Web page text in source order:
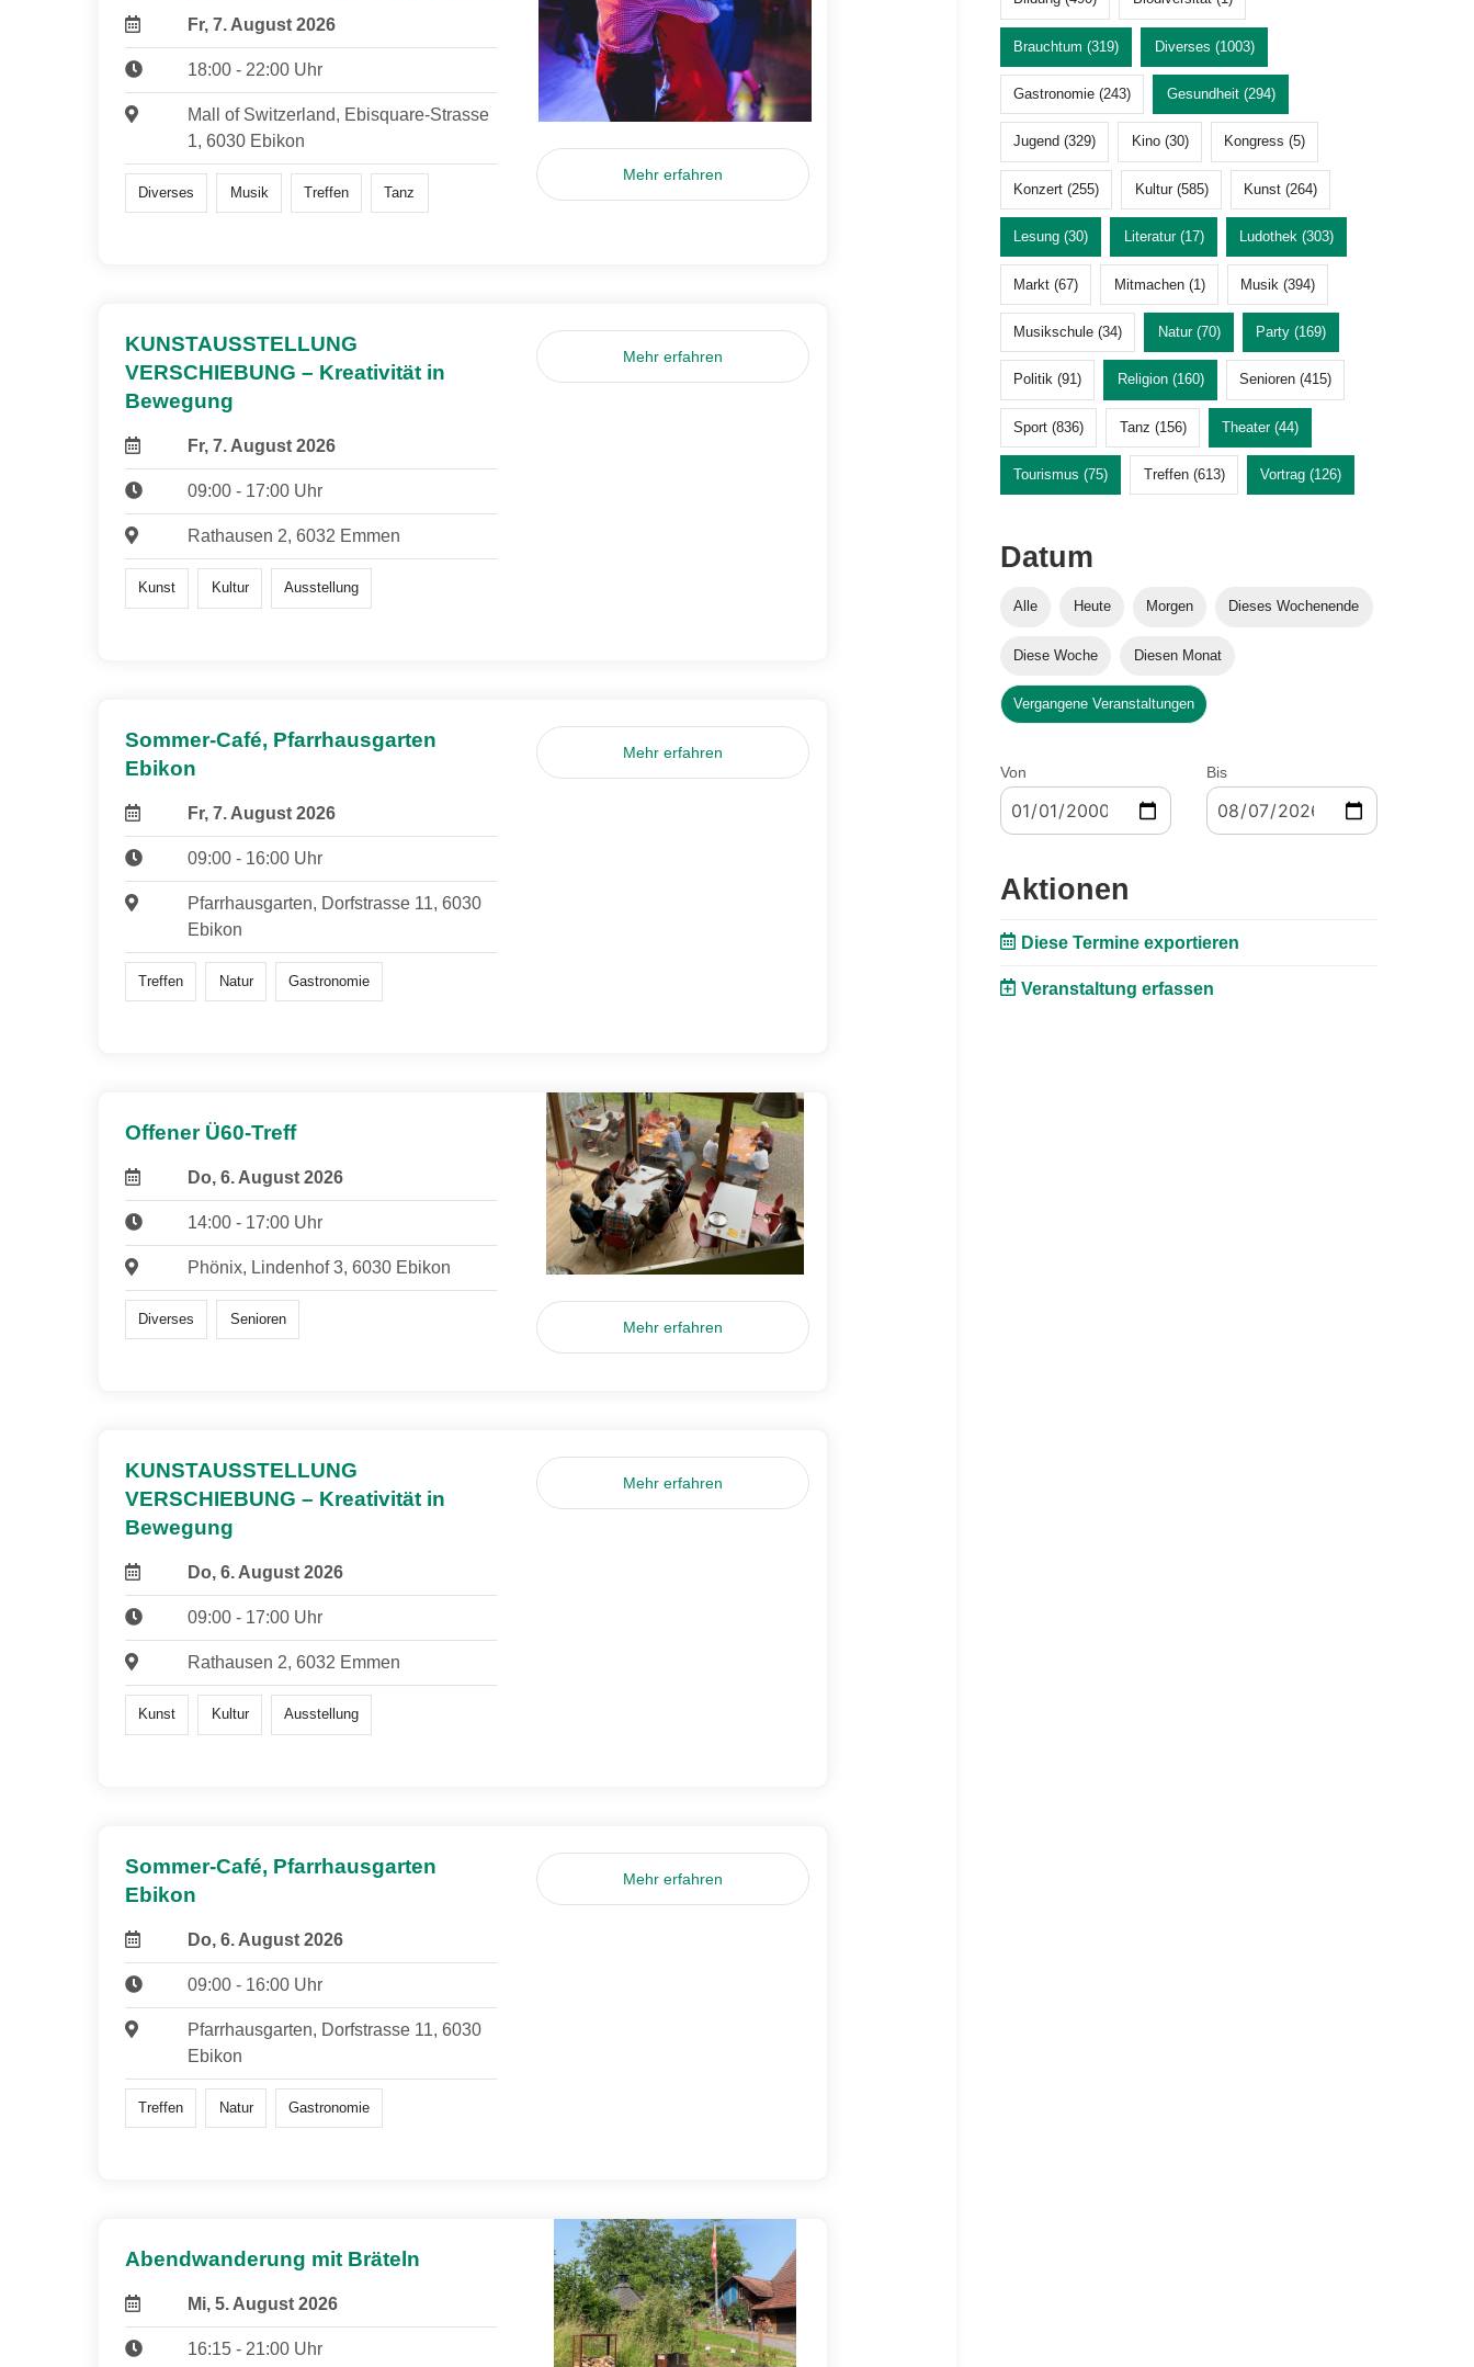
Fr, 7. August 2026
18:00 - 22:00 Uhr
Mall of Switzerland, Ebisquare-Strasse
1, 6030 Ebikon
Diverses Musik Treffen Tanz
Mehr erfahren
KUNSTAUSSTELLUNG
VERSCHIEBUNG – Kreativität in
Bewegung
Fr, 7. August 2026
09:00 - 17:00 Uhr
Rathausen 2, 6032 Emmen
Kunst Kultur Ausstellung
Mehr erfahren
Sommer-Café, Pfarrhausgarten
Ebikon
Fr, 7. August 2026
09:00 - 16:00 Uhr
Pfarrhausgarten, Dorfstrasse 11, 6030
Ebikon
Treffen Natur Gastronomie
Mehr erfahren
Offener Ü60-Treff
Do, 6. August 2026
14:00 - 17:00 Uhr
Phönix, Lindenhof 3, 6030 Ebikon
Diverses Senioren Mehr erfahren
KUNSTAUSSTELLUNG
VERSCHIEBUNG – Kreativität in
Bewegung
Do, 6. August 2026
09:00 - 17:00 Uhr
Rathausen 2, 6032 Emmen
Kunst Kultur Ausstellung
Mehr erfahren
Sommer-Café, Pfarrhausgarten
Ebikon
Do, 6. August 2026
09:00 - 16:00 Uhr
Pfarrhausgarten, Dorfstrasse 11, 6030
Ebikon
Treffen Natur Gastronomie
Mehr erfahren
Abendwanderung mit Bräteln
Mi, 5. August 2026
16:15 - 21:00 Uhr
Brauchtum (319) Diverses (1003)
Gastronomie (243) Gesundheit (294)
Jugend (329) Kino (30) Kongress (5)
Konzert (255) Kultur (585) Kunst (264)
Lesung (30) Literatur (17) Ludothek (303)
Markt (67) Mitmachen (1) Musik (394)
Musikschule (34) Natur (70) Party (169)
Politik (91) Religion (160) Senioren (415)
Sport (836) Tanz (156) Theater (44)
Tourismus (75) Treffen (613) Vortrag (126)
Datum
Alle Heute Morgen Dieses Wochenende
Diese Woche Diesen Monat
Vergangene Veranstaltungen
Von Bis
Aktionen
Diese Termine exportieren
Veranstaltung erfassen